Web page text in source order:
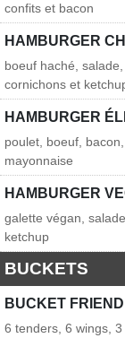
confits et bacon
HAMBURGER
boeuf haché,
cornichons et
HAMBURGER
poulet, boeuf,
mayonnaise
HAMBURGER
galette végan,
ketchup
BUCKETS
BUCKET FRIEND
6 tenders, 6 wings,